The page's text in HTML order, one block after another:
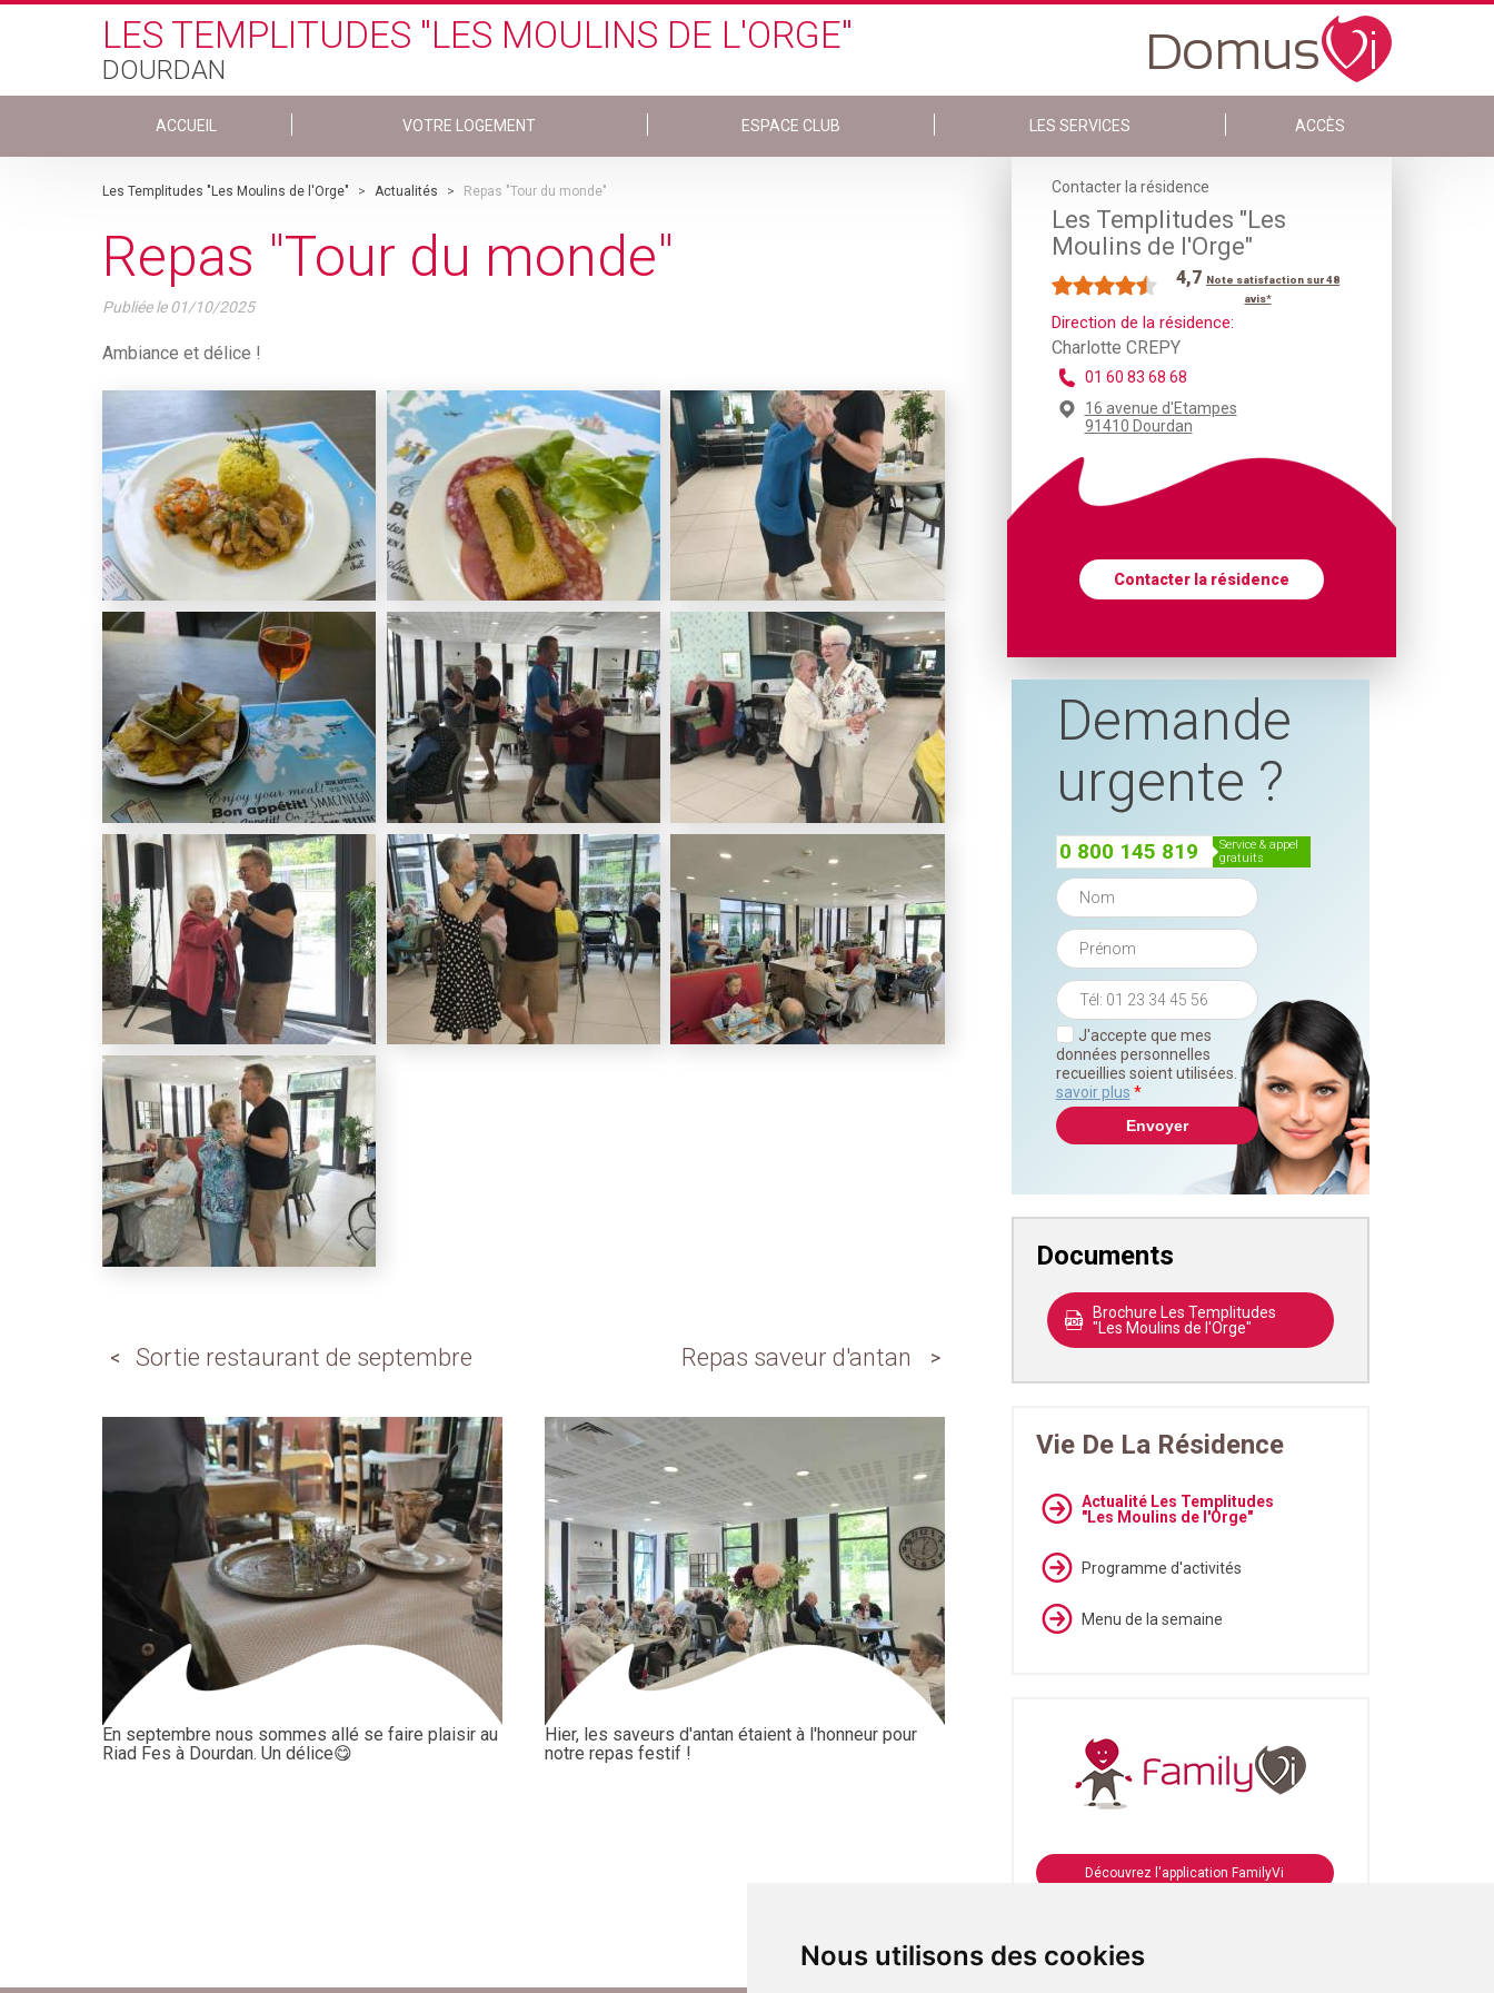
Nous utilisons des cookies
Skip to main content
LES TEMPLITUDES "LES MOULINS DE L'ORGE"
DOURDAN
ACCUEIL VOTRE LOGEMENT ESPACE CLUB LES SERVICES ACCÈS
Les Templitudes "Les Moulins de l'Orge" > Actualités > Repas "Tour du monde"
Repas "Tour du monde"
Publiée le01/10/2025
Ambiance et délice !
Sortie restaurant de septembre
En septembre nous sommes allé se faire plaisir au
Riad Fes à Dourdan. Un délice😋
Repas saveur d'antan
Hier, les saveurs d'antan étaient à l'honneur pour
notre repas festif !
Contacter la résidence
Les Templitudes "Les
Moulins de l'Orge"
4,7 Note satisfaction sur 48
avis*
Direction de la résidence:
Charlotte CREPY
01 60 83 68 68
16 avenue d'Etampes
91410 Dourdan
Contacter la résidence
Demande
urgente ?
0 800 145 819
service & appel
gratuits
J'accepte que mes
données personnelles
recueillies soient utilisées. En
savoir plus *
Documents
Brochure Les Templitudes
"Les Moulins de l'Orge"
Vie De La Résidence
Actualité Les Templitudes
"Les Moulins de l'Orge"
Programme d'activités
Menu de la semaine
Découvrez l'application FamilyVi